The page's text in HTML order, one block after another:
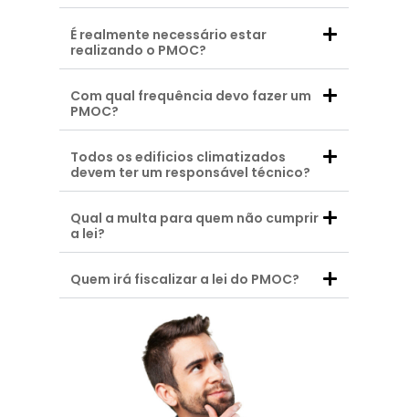
É realmente necessário estar
realizando o PMOC?
Com qual frequência devo fazer um
PMOC?
Todos os edificios climatizados
devem ter um responsável técnico?
Qual a multa para quem não cumprir
a lei?
Quem irá fiscalizar a lei do PMOC?